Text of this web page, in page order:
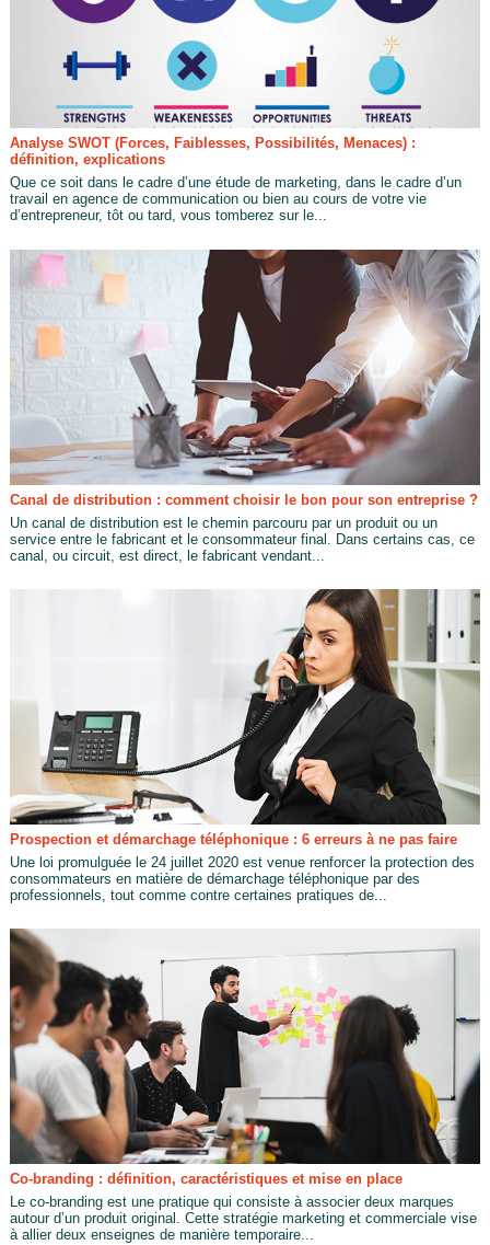
Analyse SWOT (Forces, Faiblesses, Possibilités, Menaces) :
définition, explications
Que ce soit dans le cadre d’une étude de marketing, dans le cadre d’un
travail en agence de communication ou bien au cours de votre vie
d’entrepreneur, tôt ou tard, vous tomberez sur le...
Canal de distribution : comment choisir le bon pour son entreprise ?
Un canal de distribution est le chemin parcouru par un produit ou un
service entre le fabricant et le consommateur final. Dans certains cas, ce
canal, ou circuit, est direct, le fabricant vendant...
Prospection et démarchage téléphonique : 6 erreurs à ne pas faire
Une loi promulguée le 24 juillet 2020 est venue renforcer la protection des
consommateurs en matière de démarchage téléphonique par des
professionnels, tout comme contre certaines pratiques de...
Co-branding : définition, caractéristiques et mise en place
Le co-branding est une pratique qui consiste à associer deux marques
autour d’un produit original. Cette stratégie marketing et commerciale vise
à allier deux enseignes de manière temporaire...